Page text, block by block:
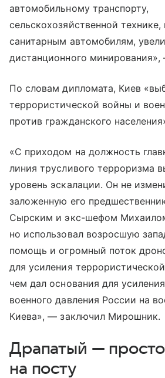
автомобильному транспорту,
сельскохозяйственной
санитарным автомобилям,
дистанционного минирования»,
По словам дипломата, Киев
террористической войны и
против гражданского
«С приходом на должность
линия трусливого терроризма
уровень эскалации. Он не
заложенную его
Сырским и экс-шефом
но использовал возросшую
помощь и огромный поток
для усиления
чем дал основания для
военного давления России на
Киева», — заключил Мирошник.
Драпатый —
на посту